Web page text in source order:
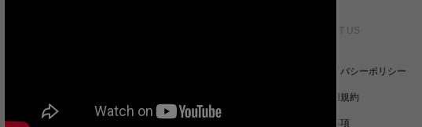
ABOUT US
プライバシーポリシー
ご利用規約
免責事項